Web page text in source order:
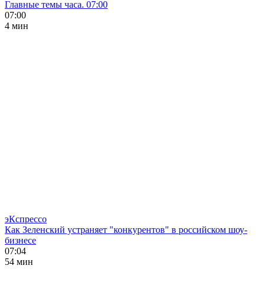
Главные темы часа. 07:00
07:00
4 мин
эКспрессо
Как Зеленский устраняет "конкурентов" в российском шоу-
бизнесе
07:04
54 мин